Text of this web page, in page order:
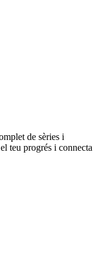
de sèries i
teu progrés i connecta